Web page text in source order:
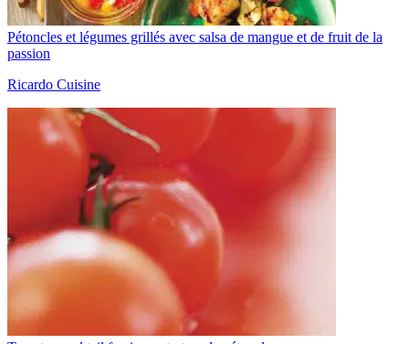
Pétoncles et légumes grillés avec salsa de mangue et de fruit de la
passion
Ricardo Cuisine